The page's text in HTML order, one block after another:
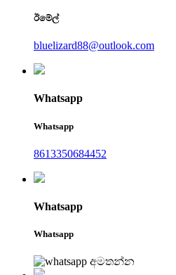
ඊමේල්
bluelizard88@outlook.com
Whatsapp
Whatsapp
8613350684452
Whatsapp
Whatsapp